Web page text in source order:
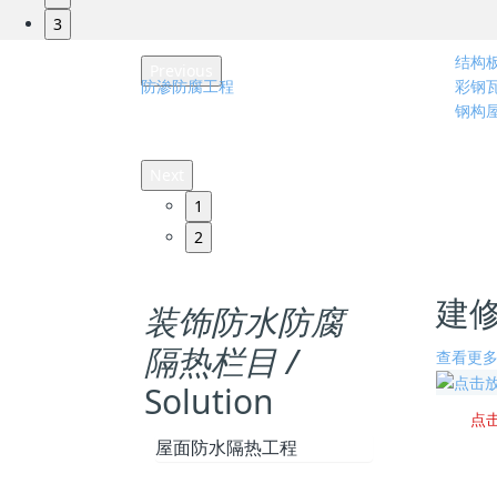
3
Previous
Next
1
2
建
查看更
点
装饰防水防腐
隔热栏目 /
Solution
屋面防水隔热工程